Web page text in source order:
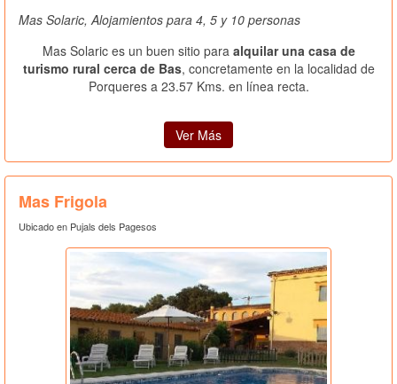
Mas Solaric, Alojamientos para 4, 5 y 10 personas
Mas Solaric es un buen sitio para alquilar una casa de
turismo rural cerca de Bas, concretamente en la localidad de
Porqueres a 23.57 Kms. en línea recta.
Ver Más
Mas Frigola
Ubicado en Pujals dels Pagesos